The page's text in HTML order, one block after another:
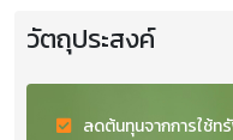
วัตถุประสงค์
ลดต้นทุนจากการใช้ท